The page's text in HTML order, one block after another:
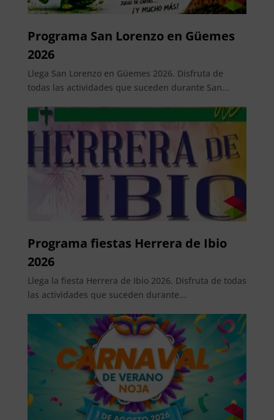
Programa San Lorenzo en Güemes
2026
Llega San Lorenzo en Güemes 2026. Disfruta de
todas las actividades que suceden durante San...
Programa fiestas Herrera de Ibio
2026
Llega la fiesta Herrera de Ibio 2026. Disfruta de todas
las actividades que suceden durante...